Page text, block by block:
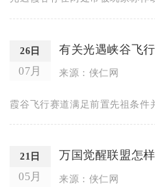
26日
07月 来源：侠仁网
21日
05月 来源：侠仁网